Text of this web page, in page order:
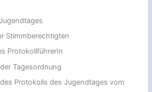
Stimmberechtigten
ProtokollführerIn
Tagesordnung
Protokolls des Jugendtages vom